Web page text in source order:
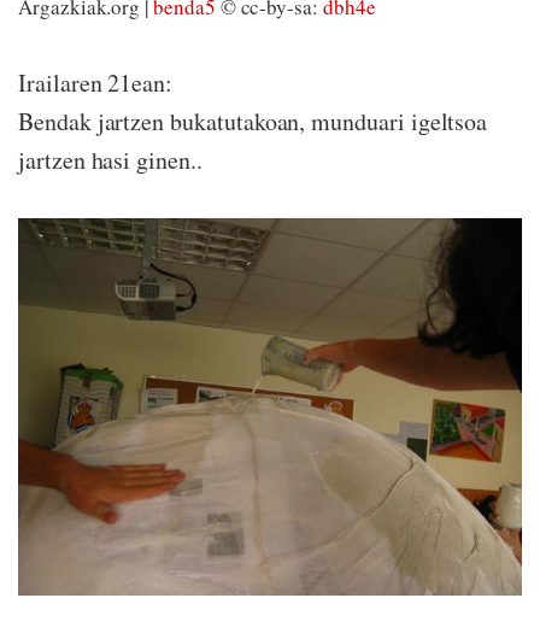
Argazkiak.org |benda5 © cc-by-sa: dbh4e
Irailaren 21ean:
Bendak jartzen bukatutakoan, munduari igeltsoa
jartzen hasi ginen..